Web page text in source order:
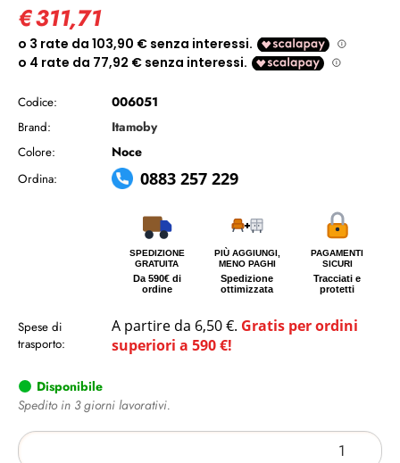
€311,71
Codice: 006051
Brand: Itamoby
Colore: Noce
Ordina: 0883 257 229
SPEDIZIONE
GRATUITA
Da 590€ di
ordine
PIÙ AGGIUNGI,
MENO PAGHI
Spedizione
ottimizzata
PAGAMENTI
SICURI
Tracciati e
protetti
Spese di
trasporto:
A partire da 6,50 €. Gratis per ordini
superiori a 590 €!
Disponibile
Spedito in 3 giorni lavorativi.